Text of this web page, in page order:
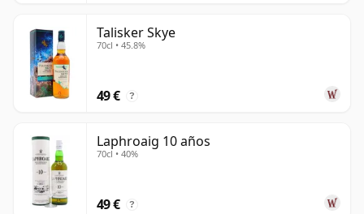
Talisker Skye
70cl • 45.8%
49 € ?
Laphroaig 10 años
70cl • 40%
49 € ?